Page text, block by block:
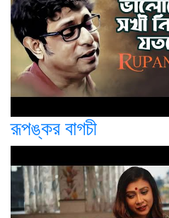
রূপঙ্কর বাগচী